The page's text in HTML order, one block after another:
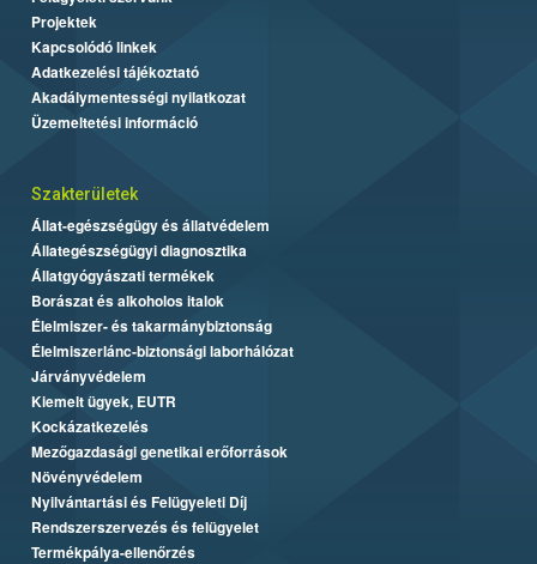
Projektek
Kapcsolódó linkek
Adatkezelési tájékoztató
Akadálymentességi nyilatkozat
Üzemeltetési információ
Szakterületek
Állat-egészségügy és állatvédelem
Állategészségügyi diagnosztika
Állatgyógyászati termékek
Borászat és alkoholos italok
Élelmiszer- és takarmánybiztonság
Élelmiszerlánc-biztonsági laborhálózat
Járványvédelem
Kiemelt ügyek, EUTR
Kockázatkezelés
Mezőgazdasági genetikai erőforrások
Növényvédelem
Nyilvántartási és Felügyeleti Díj
Rendszerszervezés és felügyelet
Termékpálya-ellenőrzés